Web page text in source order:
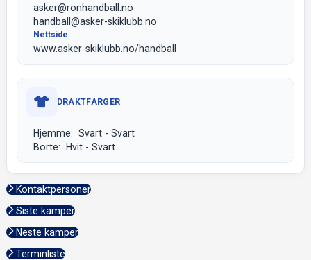
asker@ronhandball.no
handball@asker-skiklubb.no
Nettside
www.asker-skiklubb.no/handball
DRAKTFARGER
Hjemme: Svart - Svart
Borte: Hvit - Svart
Kontaktpersoner
Siste kamper
Neste kamper
Terminliste